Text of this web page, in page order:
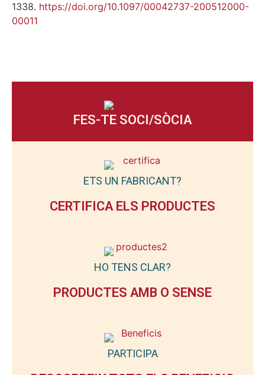
1338. https://doi.org/10.1097/00042737-200512000-
00011
FES-TE SOCI/SÒCIA
ETS UN FABRICANT?
CERTIFICA ELS PRODUCTES
HO TENS CLAR?
PRODUCTES AMB O SENSE
PARTICIPA